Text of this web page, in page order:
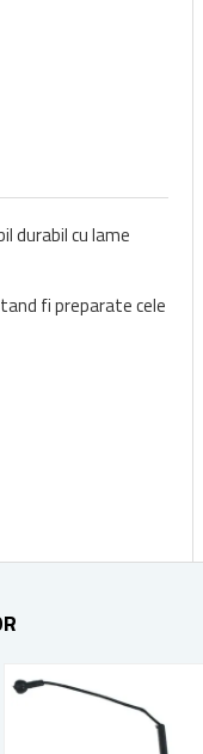
durabil cu lame
fi preparate cele
STOC EPUIZAT